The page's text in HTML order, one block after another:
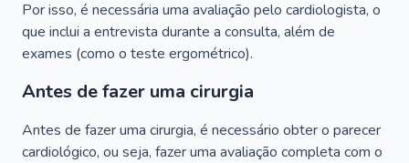
Por isso, é necessária uma avaliação pelo cardiologista, o
que inclui a entrevista durante a consulta, além de
exames (como o teste ergométrico).
Antes de fazer uma cirurgia
Antes de fazer uma cirurgia, é necessário obter o parecer
cardiológico, ou seja, fazer uma avaliação completa com o